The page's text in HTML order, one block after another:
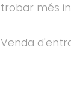
trobar més
Venda